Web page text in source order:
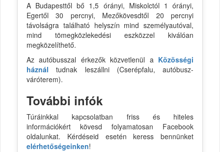
A Budapesttől bő 1,5 órányi, Miskolctól 1 órányi,
Egertől 30 percnyi, Mezőkövesdtől 20 percnyi
távolságra található helyszín mind személyautóval,
mind tömegközlekedési eszközzel kiválóan
megközelíthető.
Az autóbusszal érkezők közvetlenül a Közösségi
háznál tudnak leszállni (Cserépfalu, autóbusz-
váróterem).
További infók
Túráinkkal kapcsolatban friss és hiteles
információkért kövesd folyamatosan Facebook
oldalunkat. Kérdéseid esetén keress bennünket
elérhetőségeinken!